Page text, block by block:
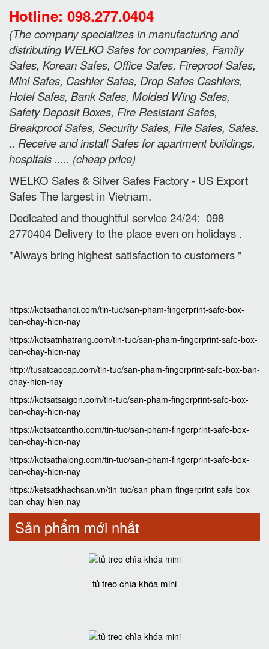
Hotline: 098.277.0404
(The company specializes in manufacturing and
distributing WELKO Safes for companies, Family
Safes, Korean Safes, Office Safes, Fireproof Safes,
Mini Safes, Cashier Safes, Drop Safes Cashiers,
Hotel Safes, Bank Safes, Molded Wing Safes,
Safety Deposit Boxes, Fire Resistant Safes,
Breakproof Safes, Security Safes, File Safes, Safes.
.. Receive and install Safes for apartment buildings,
hospitals ..... (cheap price)
WELKO Safes & Silver Safes Factory - US Export
Safes The largest in Vietnam.
Dedicated and thoughtful service 24/24: 098
2770404 Delivery to the place even on holidays .
"Always bring highest satisfaction to customers "
https://ketsathanoi.com/tin-tuc/san-pham-fingerprint-safe-box-
ban-chay-hien-nay
https://ketsatnhatrang.com/tin-tuc/san-pham-fingerprint-safe-box-
ban-chay-hien-nay
http://tusatcaocap.com/tin-tuc/san-pham-fingerprint-safe-box-ban-
chay-hien-nay
https://ketsatsaigon.com/tin-tuc/san-pham-fingerprint-safe-box-
ban-chay-hien-nay
https://ketsatcantho.com/tin-tuc/san-pham-fingerprint-safe-box-
ban-chay-hien-nay
https://ketsathalong.com/tin-tuc/san-pham-fingerprint-safe-box-
ban-chay-hien-nay
https://ketsatkhachsan.vn/tin-tuc/san-pham-fingerprint-safe-box-
ban-chay-hien-nay
Sản phẩm mới nhất
tủ treo chìa khóa mini